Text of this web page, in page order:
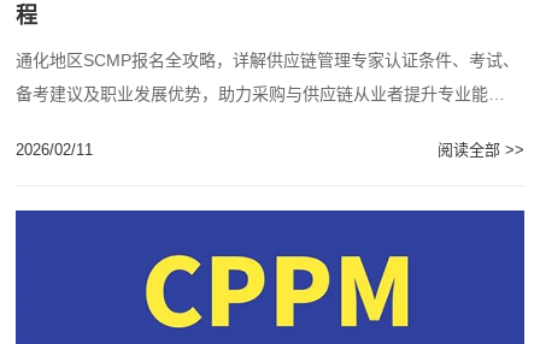
程
通化地区SCMP报名全攻略，详解供应链管理专家认证条件、考试、
备考建议及职业发展优势，助力采购与供应链从业者提升专业能
2026/02/11 阅读全部 >>